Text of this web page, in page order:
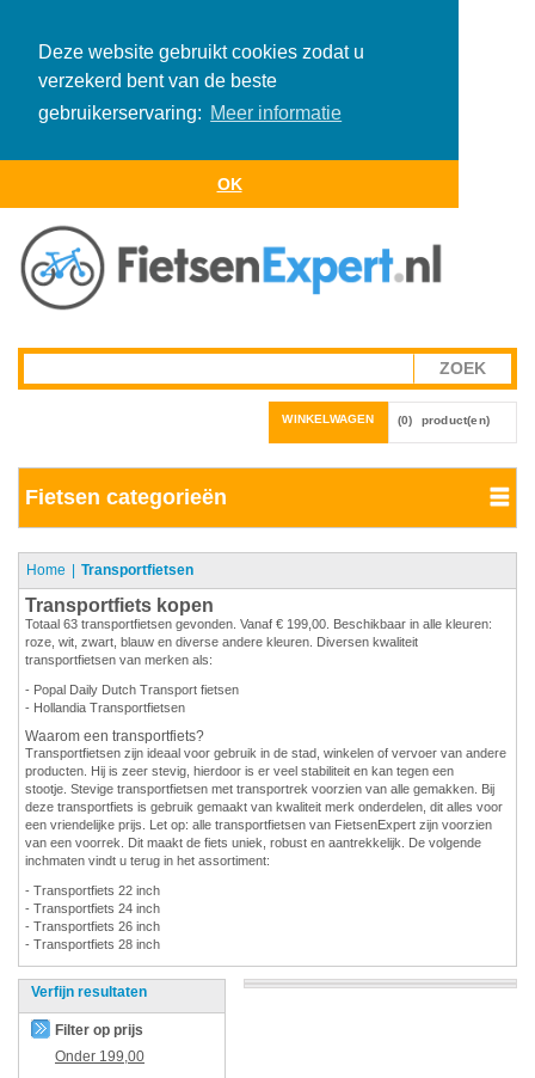
Deze website gebruikt cookies zodat u
verzekerd bent van de beste
gebruikerservaring: Meer informatie
OK
WINKELWAGEN (0) product(en)
Fietsen categorieën
Home Transportfietsen
Transportfiets kopen
Totaal 63 transportfietsen gevonden. Vanaf € 199,00. Beschikbaar in alle kleuren:
roze, wit, zwart, blauw en diverse andere kleuren. Diversen kwaliteit
transportfietsen van merken als:
- Popal Daily Dutch Transport fietsen
- Hollandia Transportfietsen
Waarom een transportfiets?
Transportfietsen zijn ideaal voor gebruik in de stad, winkelen of vervoer van andere
producten. Hij is zeer stevig, hierdoor is er veel stabiliteit en kan tegen een
stootje. Stevige transportfietsen met transportrek voorzien van alle gemakken. Bij
deze transportfiets is gebruik gemaakt van kwaliteit merk onderdelen, dit alles voor
een vriendelijke prijs. Let op: alle transportfietsen van FietsenExpert zijn voorzien
van een voorrek. Dit maakt de fiets uniek, robust en aantrekkelijk. De volgende
inchmaten vindt u terug in het assortiment:
- Transportfiets 22 inch
- Transportfiets 24 inch
- Transportfiets 26 inch
- Transportfiets 28 inch
Verfijn resultaten
Filter op prijs
Onder 199,00